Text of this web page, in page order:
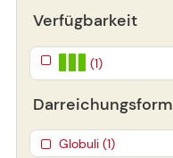
Verfügbarkeit
(1)
Darreichungsform
Globuli (1)